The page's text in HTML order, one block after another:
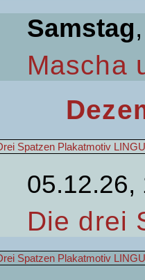
Samstag
Mascha
05.12.26,
Die drei